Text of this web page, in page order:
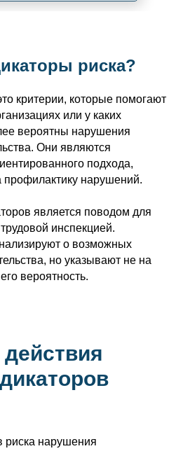
риска?
критерии, которые помогают
или у каких
вероятны нарушения
Они являются
подхода,
профилактику нарушений.
является поводом для
инспекцией.
о возможных
но указывают не на
вероятность.
риска нарушения